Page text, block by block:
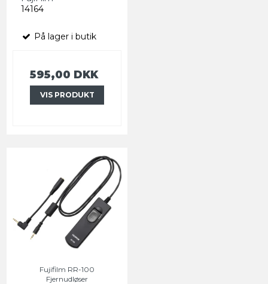
14164
På lager i butik
595,00 DKK
VIS PRODUKT
Fujifilm RR-100
Fjernudløser